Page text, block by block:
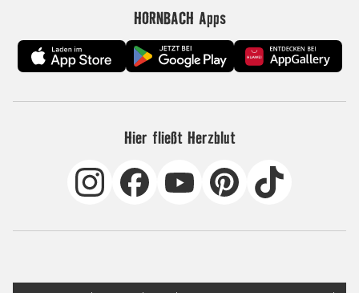
HORNBACH Apps
Hier fließt Herzblut